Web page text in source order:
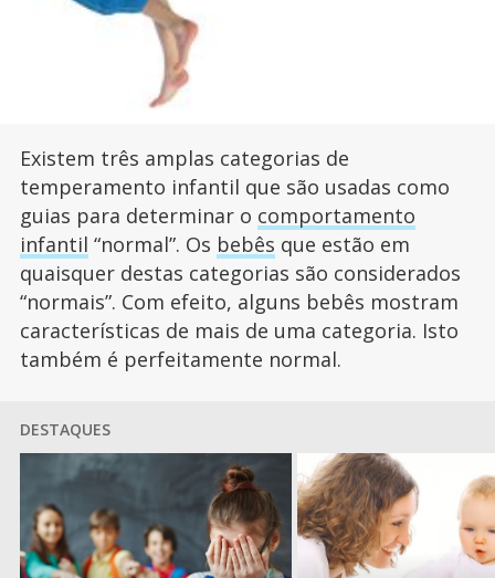
Existem três amplas categorias de
temperamento infantil que são usadas como
guias para determinar o comportamento
infantil “normal”. Os bebês que estão em
quaisquer destas categorias são considerados
“normais”. Com efeito, alguns bebês mostram
características de mais de uma categoria. Isto
também é perfeitamente normal.
DESTAQUES